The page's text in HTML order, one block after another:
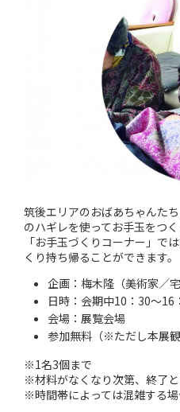
筑後エリアのおばあちゃんた
のハギレを使ってお手玉をつく
「お手玉づくりコーナー」で
くり持ち帰ることができます。
企画：梅木隆（美術家／
日時：会期中10：30〜16
会場：展覧会場
参加無料（※ただし本展
※1名3個まで
※材料がなくなり次第、終了と
※時間帯によっては混雑する場